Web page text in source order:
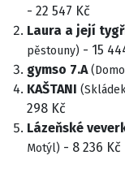
- 22 547 Kč
Laura a její
pěstouny) - 15
gymso 7.A
KAŠTANI
298 Kč
Lázeňské
Motýl) - 8 236 Kč